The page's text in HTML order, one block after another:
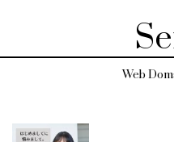
Web